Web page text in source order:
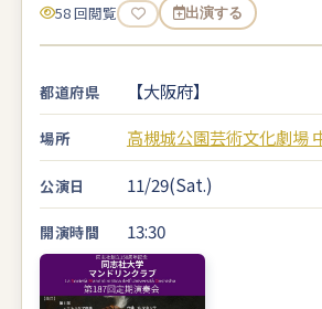
58 回閲覧 出演する
都道府県 【大阪府】
場所 高槻城公園芸術文化劇場
公演日 11/29(Sat.)
開演時間 13:30